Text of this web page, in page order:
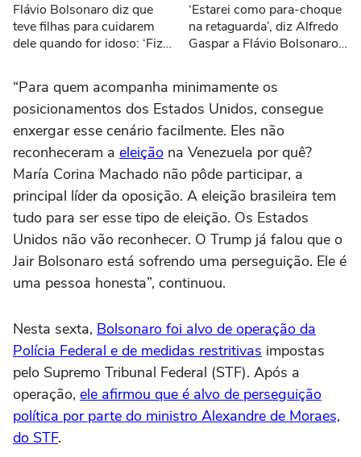
Flávio Bolsonaro diz que
teve filhas para cuidarem
dele quando for idoso: ‘Fiz
‘Estarei como para-choque
na retaguarda’, diz Alfredo
Gaspar a Flávio Bolsonaro
“Para quem acompanha minimamente os
posicionamentos dos Estados Unidos, consegue
enxergar esse cenário facilmente. Eles não
reconheceram a eleição na Venezuela por quê?
María Corina Machado não pôde participar, a
principal líder da oposição. A eleição brasileira tem
tudo para ser esse tipo de eleição. Os Estados
Unidos não vão reconhecer. O Trump já falou que o
Jair Bolsonaro está sofrendo uma perseguição. Ele é
uma pessoa honesta”, continuou.
Nesta sexta, Bolsonaro foi alvo de operação da
Polícia Federal e de medidas restritivas impostas
pelo Supremo Tribunal Federal (STF). Após a
operação, ele afirmou que é alvo de perseguição
política por parte do ministro Alexandre de Moraes,
do STF.